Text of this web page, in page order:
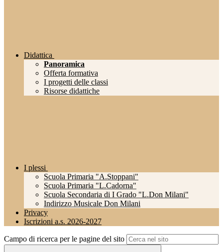
Didattica
Panoramica
Offerta formativa
I progetti delle classi
Risorse didattiche
I plessi
Scuola Primaria "A.Stoppani"
Scuola Primaria "L.Cadorna"
Scuola Secondaria di I Grado "L.Don Milani"
Indirizzo Musicale Don Milani
Privacy
Iscrizioni a.s. 2026-2027
Campo di ricerca per le pagine del sito